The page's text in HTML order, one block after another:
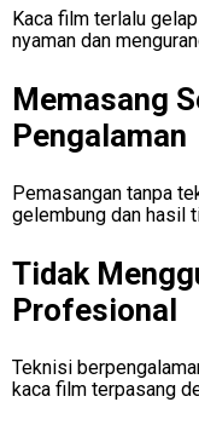
Kaca film terlalu
nyaman dan
Memasang
Pengalaman
Pemasangan tanpa
gelembung dan hasil
Tidak
Profesional
Teknisi
kaca film terpasang